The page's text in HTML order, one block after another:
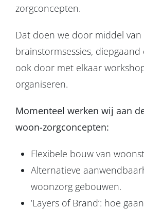
zorgconcepten.
Dat doen we door middel van
brainstormsessies,
ook door met elkaar
organiseren.
Momenteel werken wij aan
woon-zorgconcepten:
Flexibele bouw van
Alternatieve
woonzorg gebouwen.
‘Layers of Brand’: hoe